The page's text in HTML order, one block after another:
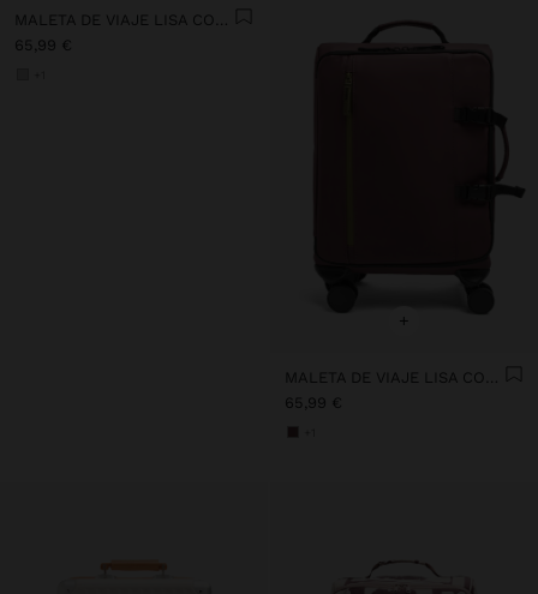
MALETA DE VIAJE LISA CON TEXTURA SUAVE
65,99 €
+
MALETA DE VIAJE LISA CON TEXTURA SUAVE
65,99 €